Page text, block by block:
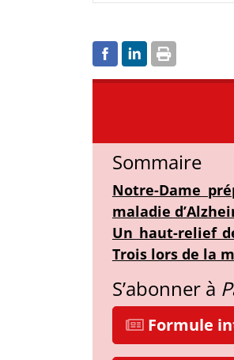
Sommaire
Notre-Dame
maladie
Un haut-relief
Trois lors de la
S’abonner à
Formule